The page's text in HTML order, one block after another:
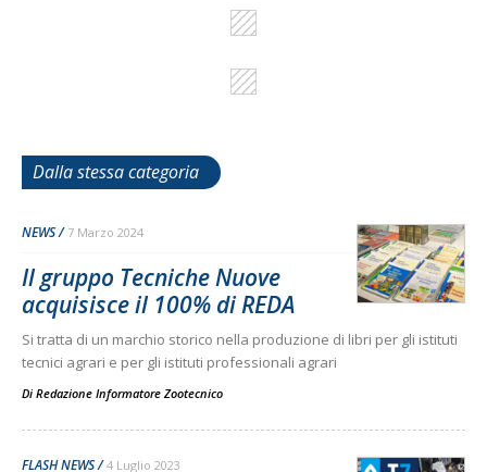
Dalla stessa categoria
NEWS 7 Marzo 2024
Il gruppo Tecniche Nuove
acquisisce il 100% di REDA
Si tratta di un marchio storico nella produzione di libri per gli istituti
tecnici agrari e per gli istituti professionali agrari
Di Redazione Informatore Zootecnico
FLASH NEWS 4 Luglio 2023